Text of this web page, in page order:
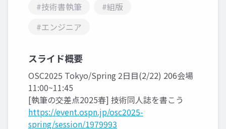
#技術書執筆
#組版
#エンジニア
スライド概要
OSC2025 Tokyo/Spring 2日目(2/22) 206会場
11:00~11:45
[執筆の交差点2025春] 技術同人誌を書こう
https://event.ospn.jp/osc2025-
spring/session/1979993